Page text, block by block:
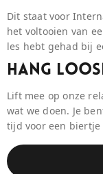
Dit staat voor
het voltooien van
les hebt gehad bij
Hang
Lift mee op onze
wat we doen. Je
tijd voor een biertje